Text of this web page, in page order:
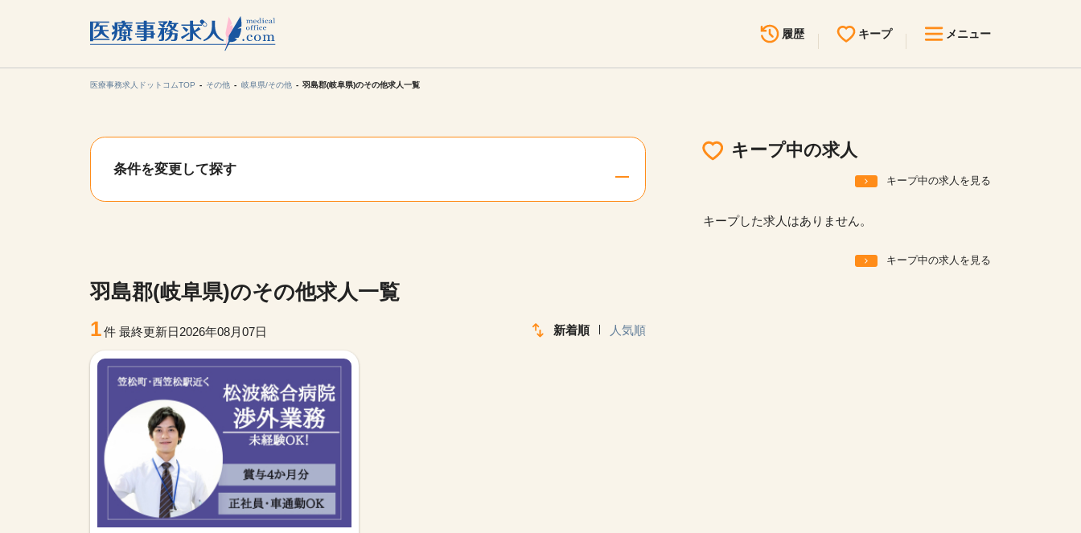
履歴 キープ メニュー
見学会・イベント情報
医療事務求人ドットコムTOP その他 岐阜県/その他 羽島郡(岐阜県)のその他求人一覧
条件を変更して探す
羽島郡(岐阜県)のその他求人一覧
1件 最終更新日2026年08月07日 新着順 人気順
キープ中の求人
キープ中の求人を見る
キープした求人はありません。
キープ中の求人を見る